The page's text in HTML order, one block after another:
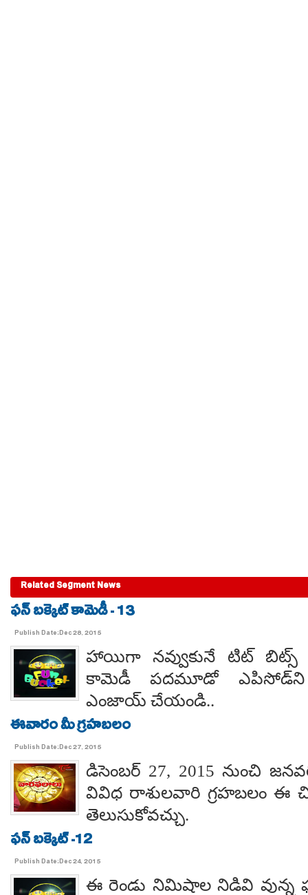
Related Segment News
ఫన్ బక్కెట్ కామెడీ - 13
Publish Date:Dec 28, 2015
హాయిగా నవ్వుకునే టిట్ బిట్స్
కామెడీ పదమూడో ఎపిసోడ్‌ని
ఎంజాయ్ చేయండి..
ఈవారం మీ గ్రహబలం
Publish Date:Dec 27, 2015
డిసెంబర్ 27, 2015 నుంచి
వివిధ రాశులవారి గ్రహబలం
తెలుసుకోవచ్చు.
ఫన్ బక్కెట్ -12
Publish Date:Dec 24, 2015
ఈ రెండు నిమిషాల నిడివి వున్న